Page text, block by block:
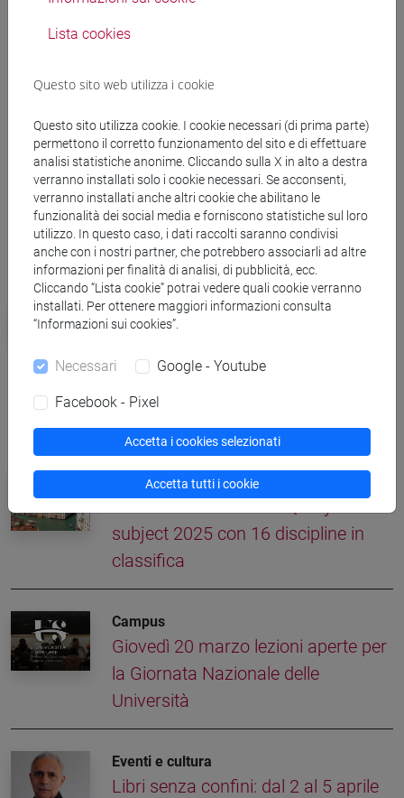
anni perseguono obiettivi comuni attraverso il confronto, la
costruiti per e con le studentesse e gli studenti."
"Assieme agli altri atenei veneti, l’Università di Verona è in
prima linea nella formazione e nella diffusione della
sostenibilità. La creazione di RUS Veneto è manifestazione
tangibile di questo impegno: solo “facendo rete” è possibile
convertire il sapere critico in competenze e capacità di
rigenerazione del paradigma economico e ambientale" Prof.
Matteo Nicolinireferente del rettore alla Sostenibilità
ambientale, Università di Verona.
sfide globali società
Federica Ferrarin
Altre notizie
Campus
subject 2025 con 16 discipline in
classifica
Campus
Giovedì 20 marzo lezioni aperte per
la Giornata Nazionale delle
Università
Eventi e cultura
Libri senza confini: dal 2 al 5 aprile
Lista cookies
Questo sito web utilizza i cookie
Questo sito utilizza cookie. I cookie necessari (di prima parte)
permettono il corretto funzionamento del sito e di effettuare
analisi statistiche anonime. Cliccando sulla X in alto a destra
verranno installati solo i cookie necessari. Se acconsenti,
verranno installati anche altri cookie che abilitano le
funzionalità dei social media e forniscono statistiche sul loro
utilizzo. In questo caso, i dati raccolti saranno condivisi
anche con i nostri partner, che potrebbero associarli ad altre
informazioni per finalità di analisi, di pubblicità, ecc.
Cliccando “Lista cookie” potrai vedere quali cookie verranno
installati. Per ottenere maggiori informazioni consulta
“Informazioni sui cookies”.
Necessari Google - Youtube
Facebook - Pixel
Accetta i cookies selezionati
Accetta tutti i cookie